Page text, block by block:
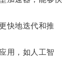
快地迭代和推
用，如人工智